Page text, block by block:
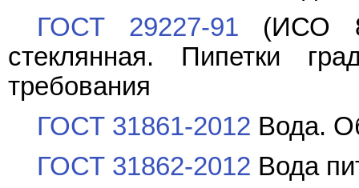
ГОСТ 29227-91 (ИСО
стеклянная. Пипетки
требования
ГОСТ 31861-2012 Вода.
ГОСТ 31862-2012 Вода